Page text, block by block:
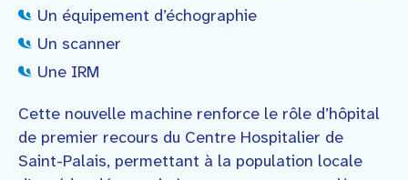
Un équipement d’échographie
Un scanner
Une IRM
Cette nouvelle machine renforce le rôle d’hôpital
de premier recours du Centre Hospitalier de
Saint-Palais, permettant à la population locale